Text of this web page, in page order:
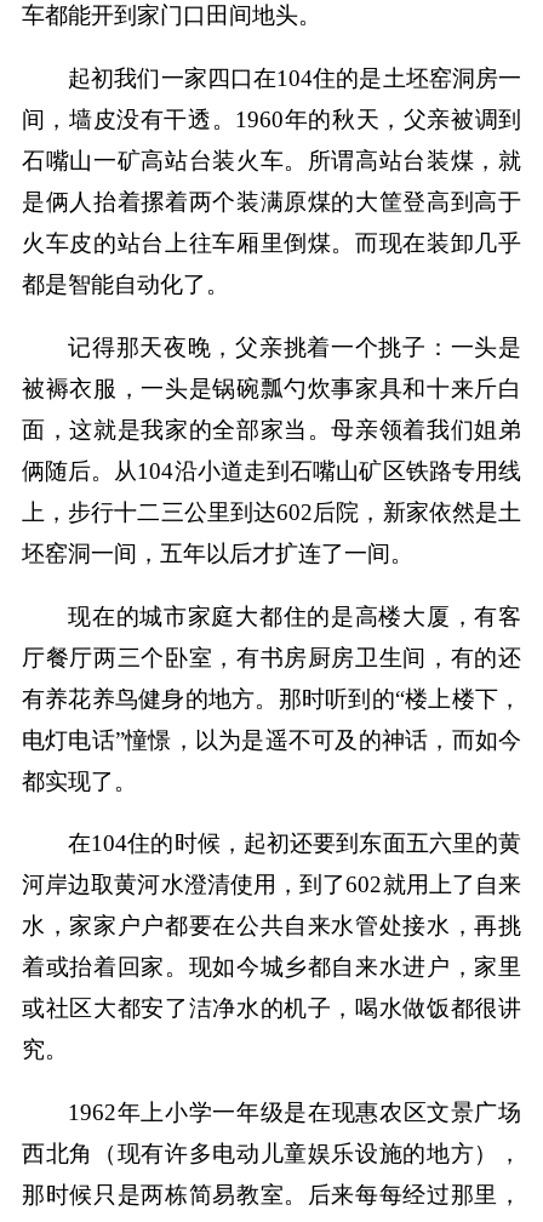
车都能开到家门口田间地头。
起初我们一家四口在104住的是土坯窑洞房一
间，墙皮没有干透。1960年的秋天，父亲被调到
石嘴山一矿高站台装火车。所谓高站台装煤，就
是俩人抬着摞着两个装满原煤的大筐登高到高于
火车皮的站台上往车厢里倒煤。而现在装卸几乎
都是智能自动化了。
记得那天夜晚，父亲挑着一个挑子：一头是
被褥衣服，一头是锅碗瓢勺炊事家具和十来斤白
面，这就是我家的全部家当。母亲领着我们姐弟
俩随后。从104沿小道走到石嘴山矿区铁路专用线
上，步行十二三公里到达602后院，新家依然是土
坯窑洞一间，五年以后才扩连了一间。
现在的城市家庭大都住的是高楼大厦，有客
厅餐厅两三个卧室，有书房厨房卫生间，有的还
有养花养鸟健身的地方。那时听到的“楼上楼下，
电灯电话”憧憬，以为是遥不可及的神话，而如今
都实现了。
在104住的时候，起初还要到东面五六里的黄
河岸边取黄河水澄清使用，到了602就用上了自来
水，家家户户都要在公共自来水管处接水，再挑
着或抬着回家。现如今城乡都自来水进户，家里
或社区大都安了洁净水的机子，喝水做饭都很讲
究。
1962年上小学一年级是在现惠农区文景广场
西北角（现有许多电动儿童娱乐设施的地方），
那时候只是两栋简易教室。后来每每经过那里，